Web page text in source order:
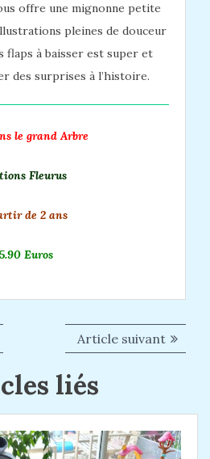
offre une mignonne petite
pleines de douceur
flaps à baisser est super et
des surprises à l’histoire.
le grand Arbre
Fleurus
de 2 ans
Euros
Article suivant A
r
c
l
e
liés